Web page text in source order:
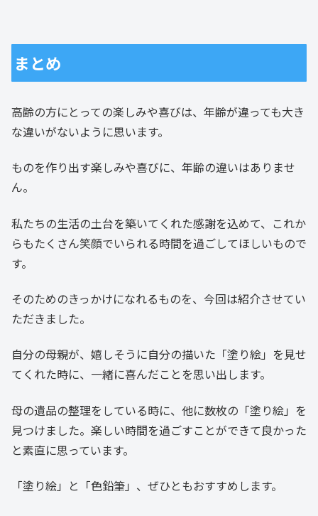
まとめ
高齢の方にとっての楽しみや喜びは、年齢が違っても大き
な違いがないように思います。
ものを作り出す楽しみや喜びに、年齢の違いはありませ
ん。
私たちの生活の土台を築いてくれた感謝を込めて、これか
らもたくさん笑顔でいられる時間を過ごしてほしいもので
す。
そのためのきっかけになれるものを、今回は紹介させてい
ただきました。
自分の母親が、嬉しそうに自分の描いた「塗り絵」を見せ
てくれた時に、一緒に喜んだことを思い出します。
母の遺品の整理をしている時に、他に数枚の「塗り絵」を
見つけました。楽しい時間を過ごすことができて良かった
と素直に思っています。
「塗り絵」と「色鉛筆」、ぜひともおすすめします。